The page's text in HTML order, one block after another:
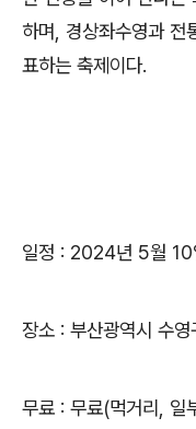
하며, 경상좌수영과 전
표하는 축제이다.
일정 : 2024년 5월
장소 : 부산광역시 수
무료 : 무료(먹거리, 일